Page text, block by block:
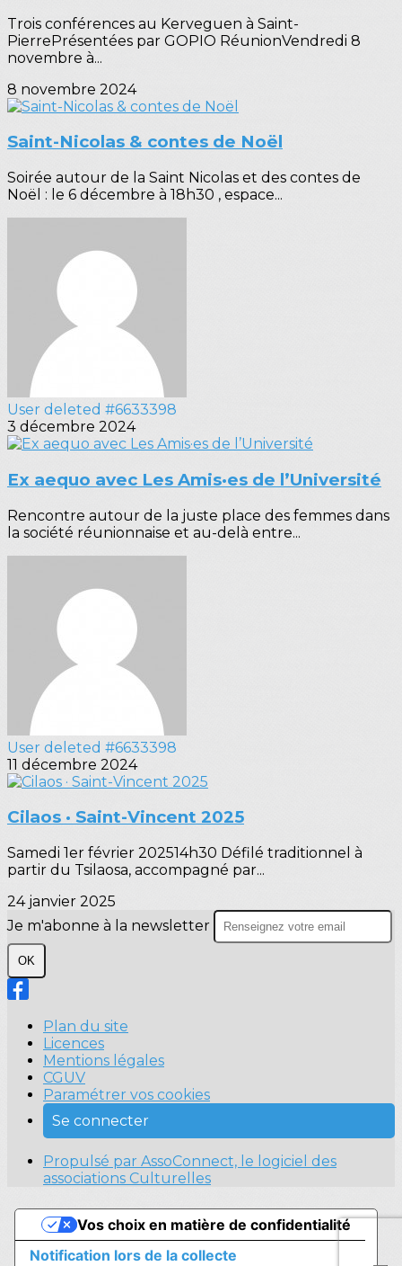
Trois conférences au Kerveguen à Saint-
PierrePrésentées par GOPIO RéunionVendredi 8
novembre à...
8 novembre 2024
Saint-Nicolas & contes de Noël
Soirée autour de la Saint Nicolas et des contes de
Noël : le 6 décembre à 18h30 , espace...
User deleted #6633398
3 décembre 2024
Ex aequo avec Les Amis·es de l’Université
Rencontre autour de la juste place des femmes dans
la société réunionnaise et au-delà entre...
User deleted #6633398
11 décembre 2024
Cilaos · Saint-Vincent 2025
Samedi 1er février 202514h30 Défilé traditionnel à
partir du Tsilaosa, accompagné par...
24 janvier 2025
Je m'abonne à la newsletter
OK
Plan du site
Licences
Mentions légales
CGUV
Paramétrer vos cookies
Se connecter
Propulsé par AssoConnect, le logiciel des
associations Culturelles
Notification lors de la collecte
Vos choix en matière de confidentialité